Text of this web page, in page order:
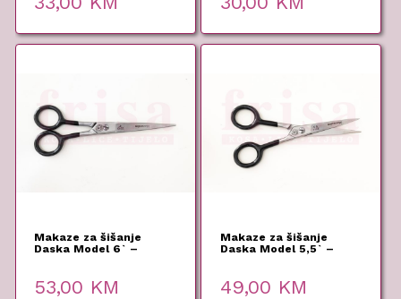
Makaze za šišanje
Daska Model 6` –
53,00 KM
Makaze za šišanje
Daska Model 5,5` –
49,00 KM